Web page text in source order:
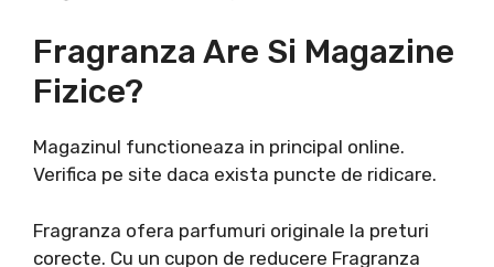
Fragranza Are Si Magazine
Fizice?
Magazinul functioneaza in principal online.
Verifica pe site daca exista puncte de ridicare.
Fragranza ofera parfumuri originale la preturi
corecte. Cu un cupon de reducere Fragranza